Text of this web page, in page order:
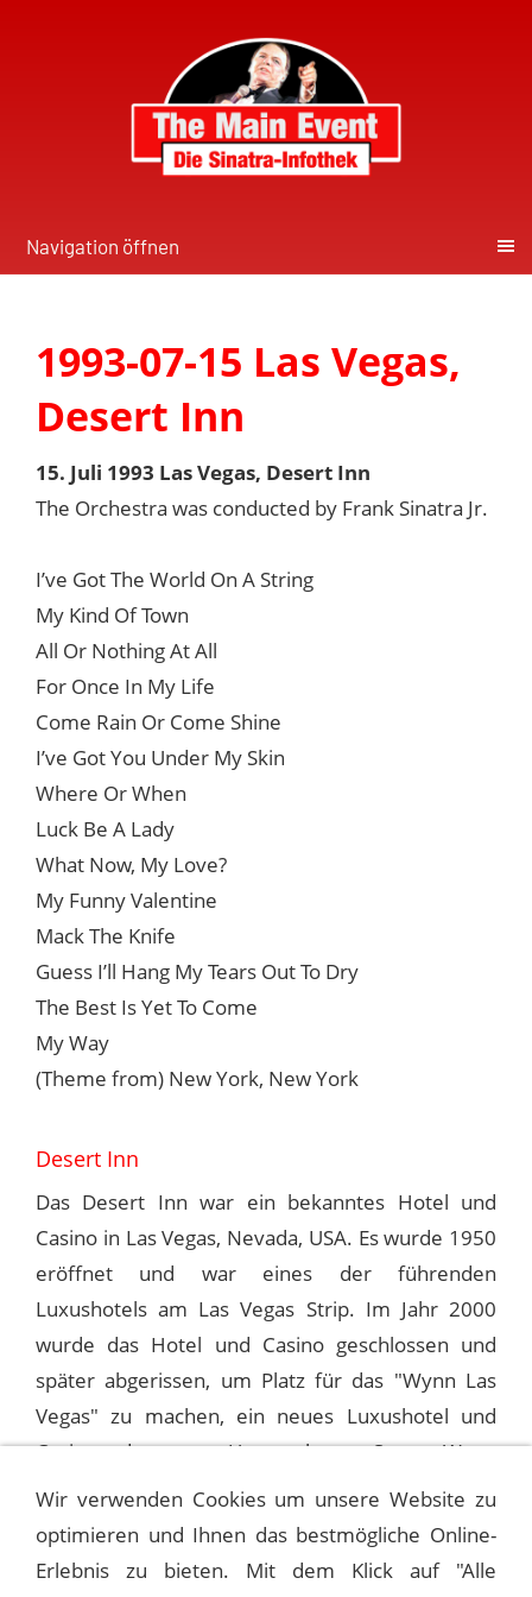
Navigation öffnen
1993-07-15 Las Vegas,
Desert Inn
15. Juli 1993 Las Vegas, Desert Inn
The Orchestra was conducted by Frank Sinatra Jr.
I’ve Got The World On A String
My Kind Of Town
All Or Nothing At All
For Once In My Life
Come Rain Or Come Shine
I’ve Got You Under My Skin
Where Or When
Luck Be A Lady
What Now, My Love?
My Funny Valentine
Mack The Knife
Guess I’ll Hang My Tears Out To Dry
The Best Is Yet To Come
My Way
(Theme from) New York, New York
Desert Inn
Das Desert Inn war ein bekanntes Hotel und
Casino in Las Vegas, Nevada, USA. Es wurde 1950
eröffnet und war eines der führenden
Luxushotels am Las Vegas Strip. Im Jahr 2000
wurde das Hotel und Casino geschlossen und
später abgerissen, um Platz für das "Wynn Las
Vegas" zu machen, ein neues Luxushotel und
Casino, das vom Unternehmer Steve Wynn
entwickelt wurde.
1993-07-14 LAS VEGAS, DESERT INN
Wir verwenden Cookies um unsere Website zu
optimieren und Ihnen das bestmögliche Online-
Erlebnis zu bieten. Mit dem Klick auf "Alle